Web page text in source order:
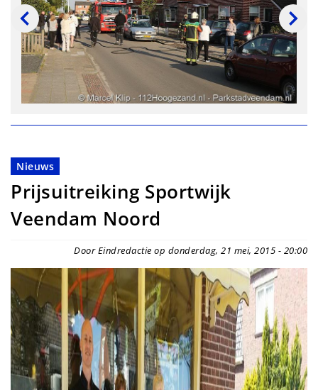
Nieuws
Prijsuitreiking Sportwijk
Veendam Noord
Door Eindredactie op donderdag, 21 mei, 2015 - 20:00